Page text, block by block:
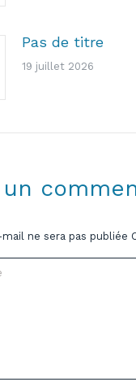
Pas de titre
19 juillet 2026
un
ne sera pas publiée